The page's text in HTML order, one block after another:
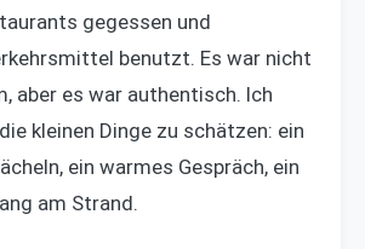
gegessen und
benutzt. Es war nicht
aber es war authentisch. Ich
kleinen Dinge zu schätzen: ein
ein warmes Gespräch, ein
am Strand.